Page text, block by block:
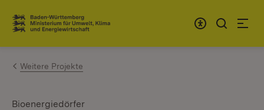
Zum Inhalt springen
Link zur Startseite
Weitere Projekte
Bioenergiedörfer